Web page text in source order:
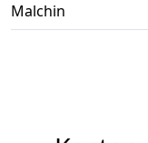
Malchin